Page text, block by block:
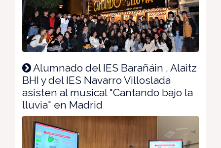
Alumnado del IES Barañáin , Alaitz
BHI y del IES Navarro Villoslada
asisten al musical "Cantando bajo la
lluvia" en Madrid